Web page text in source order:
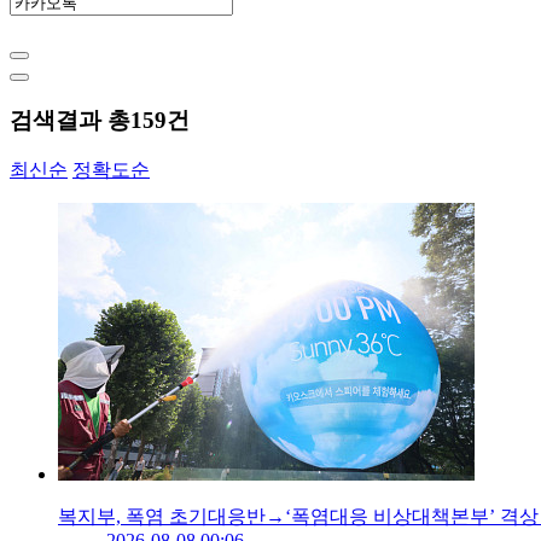
검색결과 총159건
최신순 정확도순
복지부, 폭염 초기대응반→‘폭염대응 비상대책본부’ 격